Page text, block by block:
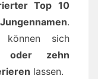
Top 10
.
können sich
oder zehn
lassen.